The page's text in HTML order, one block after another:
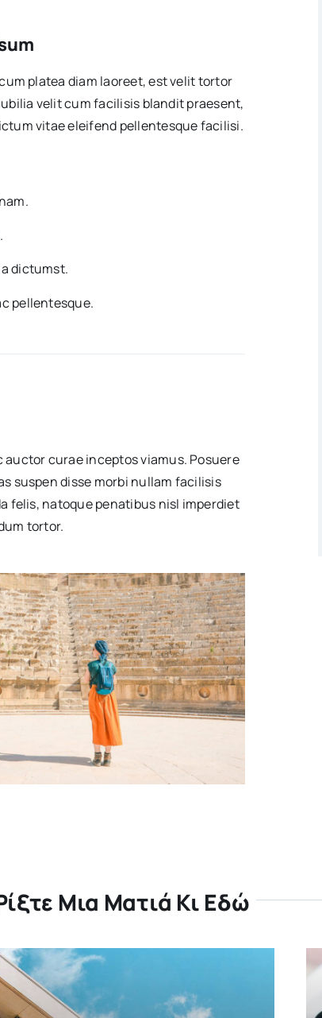
platea diam laoreet, est velit tortor
velit cum facilisis blandit praesent,
vitae eleifend pellentesque facilisi.
dictumst.
pellentesque.
auctor curae inceptos viamus. Posuere
suspen disse morbi nullam facilisis
felis, natoque penatibus nisl imperdiet
tortor.
Μια Ματιά Κι Εδώ